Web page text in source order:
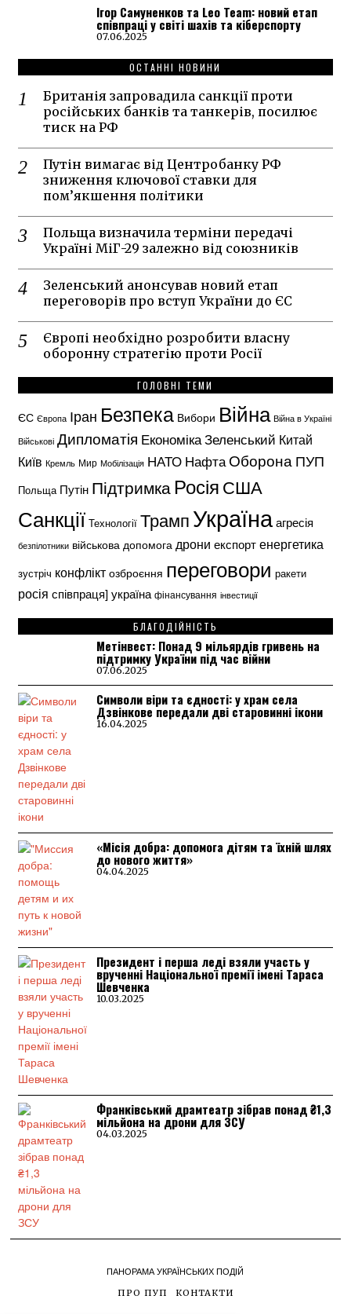
Ігор Самуненков та Leo Team: новий етап
співпраці у світі шахів та кіберспорту
07.06.2025
ОСТАННІ НОВИНИ
Британія запровадила санкції проти
російських банків та танкерів, посилює
тиск на РФ
Путін вимагає від Центробанку РФ
зниження ключової ставки для
пом’якшення політики
Польща визначила терміни передачі
Україні МіГ-29 залежно від союзників
Зеленський анонсував новий етап
переговорів про вступ України до ЄС
Європі необхідно розробити власну
оборонну стратегію проти Росії
ГОЛОВНІ ТЕМИ
ЄС Європа Іран Безпека Вибори Війна Війна в Україні
Військові Дипломатія ЕкономікаЗеленський Китай
Київ Кремль Мир Мобілізація НАТО НафтаОборона ПУП
Польща Путін Підтримка РосіяСША
Санкції Технології ТрампУкраїнаагресія
безпілотники військова допомога дрони експорт енергетика
зустріч конфлікт озброєння переговори ракети
росія співпраця] україна фінансування інвестиції
БЛАГОДІЙНІСТЬ
Метінвест: Понад 9 мільярдів гривень на
підтримку України під час війни
07.06.2025
Символи віри та єдності: у храм села
Дзвінкове передали дві старовинні ікони
16.04.2025
«Місія добра: допомога дітям та їхній шлях
до нового життя»
04.04.2025
Президент і перша леді взяли участь у
врученні Національної премії імені Тараса
Шевченка
10.03.2025
Франківський драмтеатр зібрав понад ₴1,3
мільйона на дрони для ЗСУ
04.03.2025
ПАНОРАМА УКРАЇНСЬКИХ ПОДІЙ
ПРО ПУП КОНТАКТИ